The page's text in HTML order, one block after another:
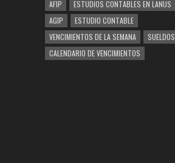
AFIP
ESTUDIOS CONTABLES EN LANUS
AGIP
ESTUDIO CONTABLE
VENCIMIENTOS DE LA SEMANA
SUELDOS
CALENDARIO DE VENCIMIENTOS